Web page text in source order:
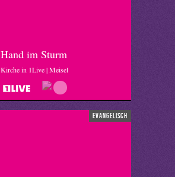
Hand im Sturm
Kirche in 1Live | Meisel
evangelisch